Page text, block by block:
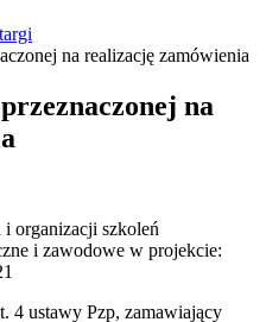
na realizację zamówienia
na
organizacji szkoleń
i zawodowe w projekcie:
4 ustawy Pzp, zamawiający